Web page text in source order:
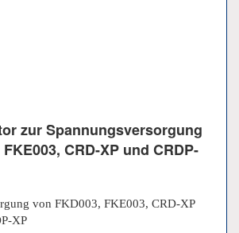
zur Spannungsversorgung
CRD-XP und CRDP-
von FKD003, FKE003, CRD-XP
XP